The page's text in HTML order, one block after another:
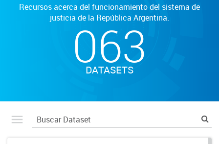
Recursos acerca del funcionamiento del sistema de
justicia de la República Argentina.
063
DATASETS